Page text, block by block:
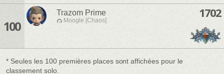
100
Trazom Prime
Moogle [Chaos]
1702
* Seules les 100 premières places sont affichées pour le
classement solo.